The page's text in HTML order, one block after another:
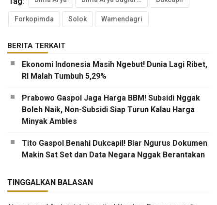
Forkopimda Solok Wamendagri
BERITA TERKAIT
Ekonomi Indonesia Masih Ngebut! Dunia Lagi Ribet,
RI Malah Tumbuh 5,29%
Prabowo Gaspol Jaga Harga BBM! Subsidi Nggak
Boleh Naik, Non-Subsidi Siap Turun Kalau Harga
Minyak Ambles
Tito Gaspol Benahi Dukcapil! Biar Ngurus Dokumen
Makin Sat Set dan Data Negara Nggak Berantakan
TINGGALKAN BALASAN